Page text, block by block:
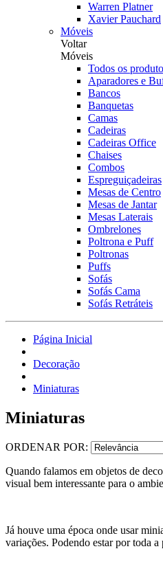
Warren Platner
Xavier Pauchard
Móveis
Voltar
Móveis
Todos os
Aparadores e
Bancos
Banquetas
Camas
Cadeiras
Cadeiras Office
Chaises
Combos
Espreguiçadeiras
Mesas de Centro
Mesas de Jantar
Mesas Laterais
Ombrelones
Poltrona e Puff
Poltronas
Puffs
Sofás
Sofás Cama
Sofás Retráteis
Página Inicial
Decoração
Miniaturas
Miniaturas
ORDENAR POR:
Quando falamos em objetos de
visual bem interessante para o
Já houve uma época onde usar
variações. Podendo estar por toda